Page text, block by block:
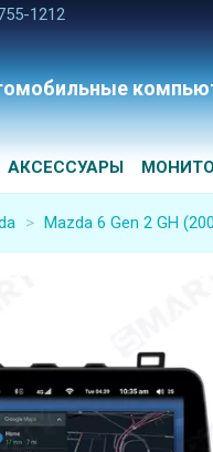
1212
АКСЕССУАРЫ
> Mazda 6 Gen 2 GH